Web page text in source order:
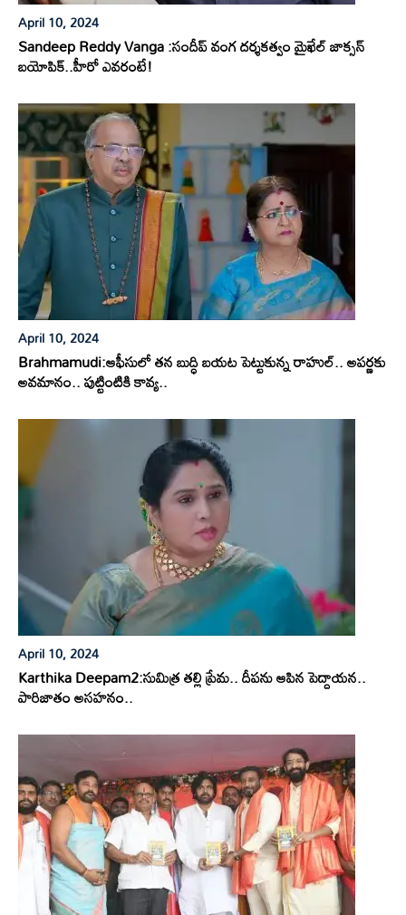
April 10, 2024
Sandeep Reddy Vanga :సందీప్ వంగ దర్శకత్వం మైఖేల్ జాక్సన్
బయోపిక్..హీరో ఎవరంటే!
April 10, 2024
Brahmamudi:ఆఫీసులో తన బుద్ధి బయట పెట్టుకున్న రాహుల్.. అపర్ణకు
అవమానం.. పుట్టింటికి కావ్య..
April 10, 2024
Karthika Deepam2:సుమిత్ర తల్లి ప్రేమ.. దీపను ఆపిన పెద్దాయన..
పారిజాతం అసహనం..